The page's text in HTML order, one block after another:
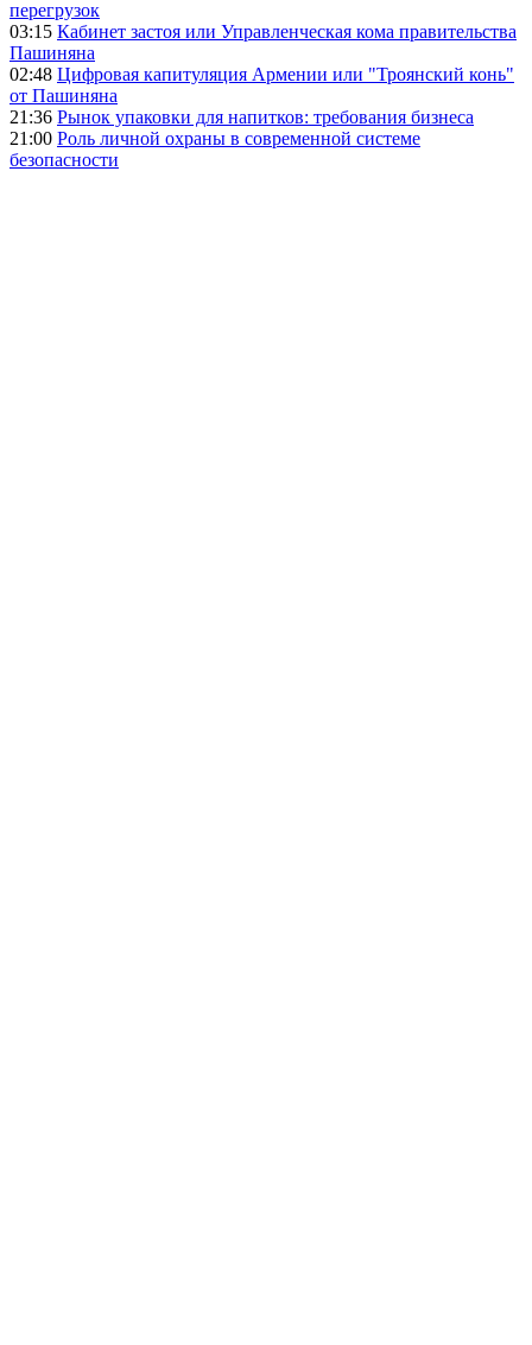
перегрузок
03:15 Кабинет застоя или Управленческая кома правительства
Пашиняна
02:48 Цифровая капитуляция Армении или "Троянский конь"
от Пашиняна
21:36 Рынок упаковки для напитков: требования бизнеса
21:00 Роль личной охраны в современной системе
безопасности